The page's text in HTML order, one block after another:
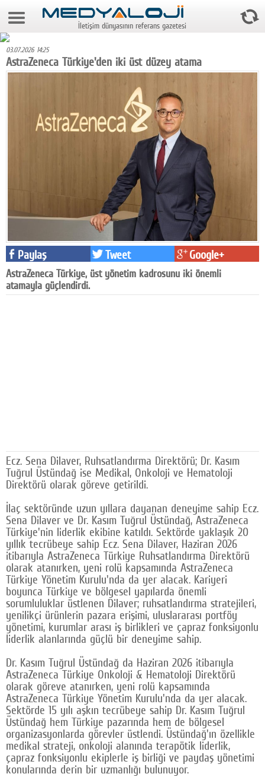
9 Ağustos 2026 16:05:34
Foto Galeri
Medya
Pr
Facebook
Künye
SOSYAL MEDYA
Twitter
Google Plus
© 2026 TÜM HAKLARI SAKLIDIR
İletişim dünyasının referans gazetesi
03.07.2026 14:25
AstraZeneca Türkiye'den iki üst düzey atama
Paylaş Tweet Google+
AstraZeneca Türkiye, üst yönetim kadrosunu iki önemli
atamayla güçlendirdi.
Ecz. Sena Dilaver, Ruhsatlandırma Direktörü; Dr. Kasım
Tuğrul Üstündağ ise Medikal, Onkoloji ve Hematoloji
Direktörü olarak göreve getirildi.
İlaç sektöründe uzun yıllara dayanan deneyime sahip Ecz.
Sena Dilaver ve Dr. Kasım Tuğrul Üstündağ, AstraZeneca
Türkiye'nin liderlik ekibine katıldı. Sektörde yaklaşık 20
yıllık tecrübeye sahip Ecz. Sena Dilaver, Haziran 2026
itibarıyla AstraZeneca Türkiye Ruhsatlandırma Direktörü
olarak atanırken, yeni rolü kapsamında AstraZeneca
Türkiye Yönetim Kurulu'nda da yer alacak. Kariyeri
boyunca Türkiye ve bölgesel yapılarda önemli
sorumluluklar üstlenen Dilaver; ruhsatlandırma stratejileri,
yenilikçi ürünlerin pazara erişimi, uluslararası portföy
yönetimi, kurumlar arası iş birlikleri ve çapraz fonksiyonlu
liderlik alanlarında güçlü bir deneyime sahip.
Dr. Kasım Tuğrul Üstündağ da Haziran 2026 itibarıyla
AstraZeneca Türkiye Onkoloji & Hematoloji Direktörü
olarak göreve atanırken, yeni rolü kapsamında
AstraZeneca Türkiye Yönetim Kurulu'nda da yer alacak.
Sektörde 15 yılı aşkın tecrübeye sahip Dr. Kasım Tuğrul
Üstündağ hem Türkiye pazarında hem de bölgesel
organizasyonlarda görevler üstlendi. Üstündağ'ın özellikle
medikal strateji, onkoloji alanında terapötik liderlik,
çapraz fonksiyonlu ekiplerle iş birliği ve paydaş yönetimi
konularında derin bir uzmanlığı bulunuyor.